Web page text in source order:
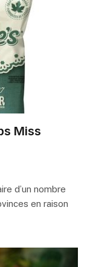
Miss
d’un nombre
en raison